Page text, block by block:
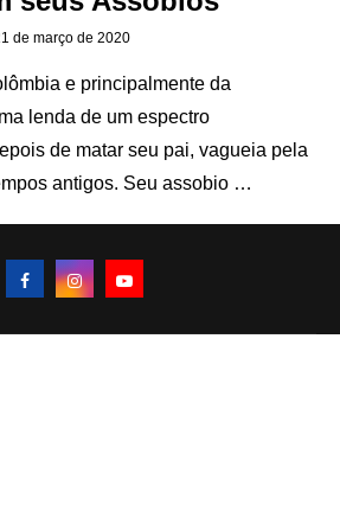
de março de 2020
e principalmente da
lenda de um espectro
de matar seu pai, vagueia pela
antigos. Seu assobio …